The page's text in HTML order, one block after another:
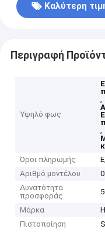
Καλύτερη
Περιγραφή
Υψηλό φως
,
,
Όροι πληρωμής
Αριθμό μοντέλου
Δυνατότητα
προσφοράς
Μάρκα
Πιστοποίηση